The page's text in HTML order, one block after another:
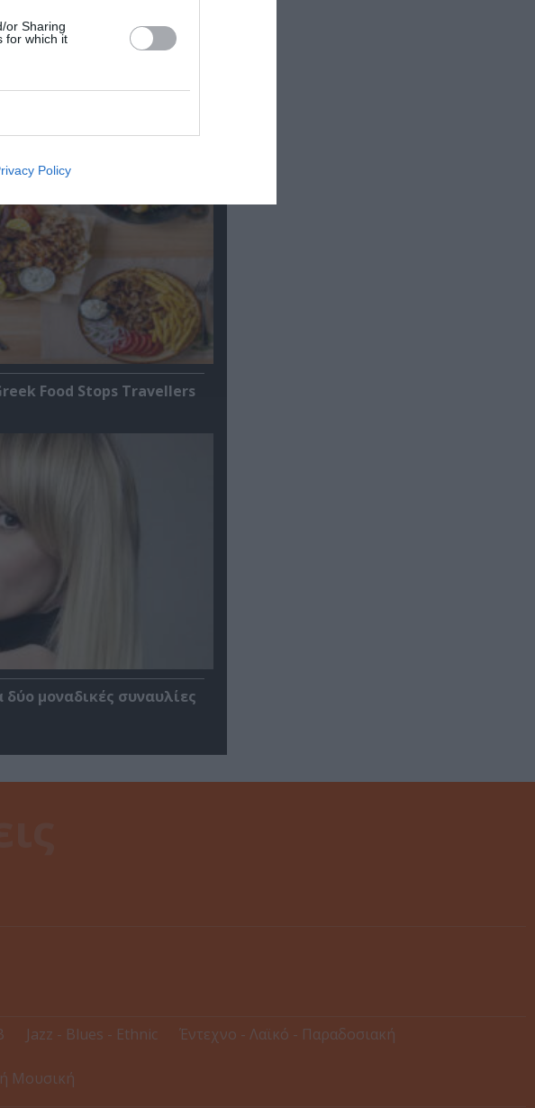
or Sharing
for which it
Policy
στο Δημοτικό Θέατρο
Μεσόγειο
Food Stops Travellers
μοναδικές συναυλίες
Jazz - Blues - Ethnic Έντεχνο - Λαϊκό - Παραδοσιακή
Μουσική